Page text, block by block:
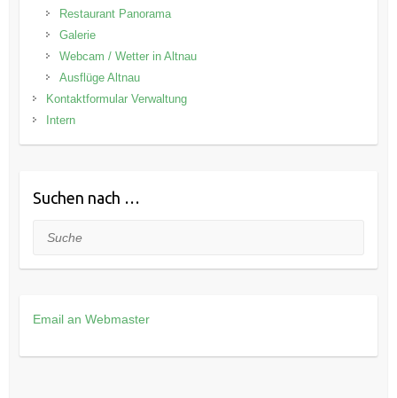
Restaurant Panorama
Galerie
Webcam / Wetter in Altnau
Ausflüge Altnau
Kontaktformular Verwaltung
Intern
Suchen nach …
Suche
Email an Webmaster